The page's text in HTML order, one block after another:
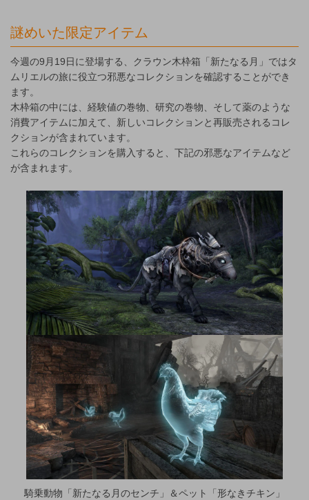
謎めいた限定アイテム
今週の9月19日に登場する、クラウン木枠箱「新たなる月」ではタ
ムリエルの旅に役立つ邪悪なコレクションを確認することができ
ます。
木枠箱の中には、経験値の巻物、研究の巻物、そして薬のような
消費アイテムに加えて、新しいコレクションと再販売されるコレ
クションが含まれています。
これらのコレクションを購入すると、下記の邪悪なアイテムなど
が含まれます。
騎乗動物「新たなる月のセンチ」＆ペット「形なきチキン」